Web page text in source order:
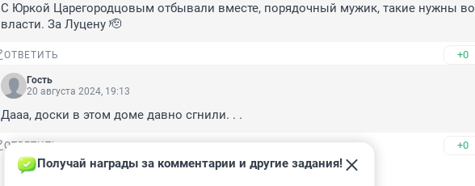
С Юркой Царегородцовым отбывали вместе, порядочный мужик, такие нужны во
власти. За Луцену 🫡
ОТВЕТИТЬ +0
Гость
20 августа 2024, 19:13
Дааа, доски в этом доме давно сгнили. . .
ОТВЕТИТЬ +0
Получай награды за комментарии и другие задания!